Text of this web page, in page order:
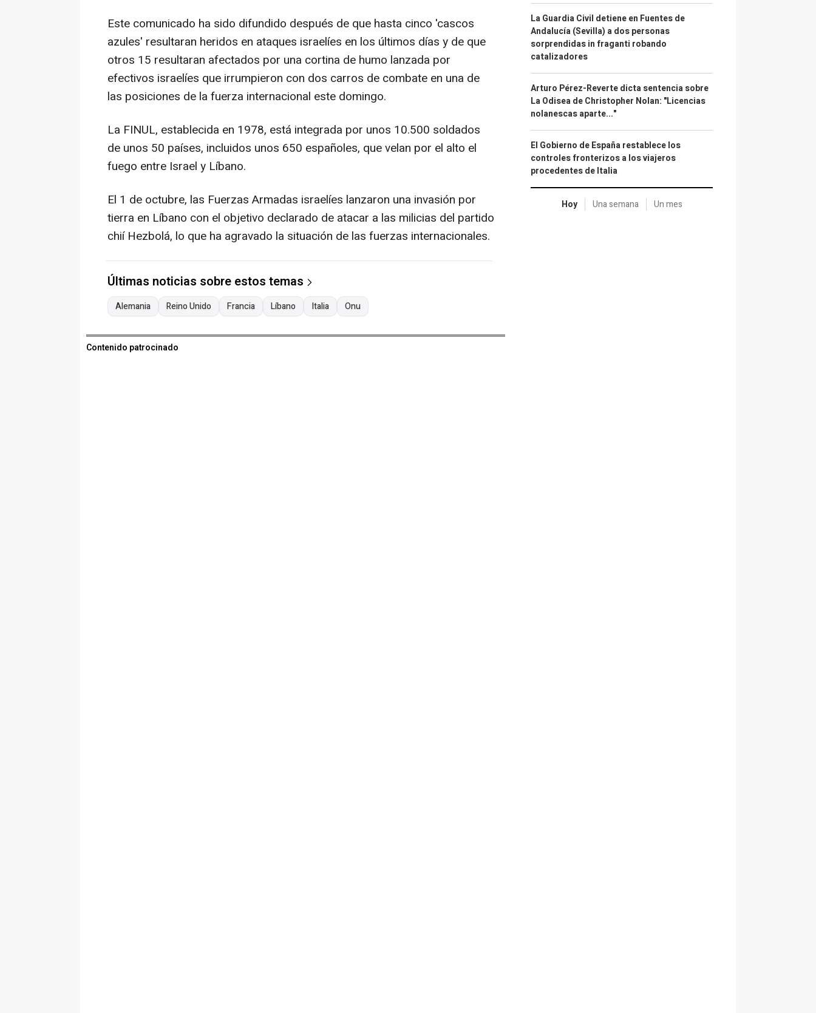
Este comunicado ha sido difundido después de que hasta cinco 'cascos
azules' resultaran heridos en ataques israelíes en los últimos días y de que
otros 15 resultaran afectados por una cortina de humo lanzada por
efectivos israelíes que irrumpieron con dos carros de combate en una de
las posiciones de la fuerza internacional este domingo.
La FINUL, establecida en 1978, está integrada por unos 10.500 soldados
de unos 50 países, incluidos unos 650 españoles, que velan por el alto el
fuego entre Israel y Líbano.
El 1 de octubre, las Fuerzas Armadas israelíes lanzaron una invasión por
tierra en Líbano con el objetivo declarado de atacar a las milicias del partido
chií Hezbolá, lo que ha agravado la situación de las fuerzas internacionales.
Últimas noticias sobre estos temas
Alemania Reino Unido Francia Líbano Italia Onu
Contenido patrocinado
La Guardia Civil detiene en Fuentes de
Andalucía (Sevilla) a dos personas
sorprendidas in fraganti robando
catalizadores
Arturo Pérez-Reverte dicta sentencia sobre
La Odisea de Christopher Nolan: "Licencias
nolanescas aparte..."
El Gobierno de España restablece los
controles fronterizos a los viajeros
procedentes de Italia
Hoy Una semana Un mes